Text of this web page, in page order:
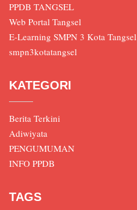
PPDB TANGSEL
Web Portal Tangsel
E-Learning SMPN 3 Kota Tangsel
smpn3kotatangsel
KATEGORI
Berita Terkini
Adiwiyata
PENGUMUMAN
INFO PPDB
TAGS